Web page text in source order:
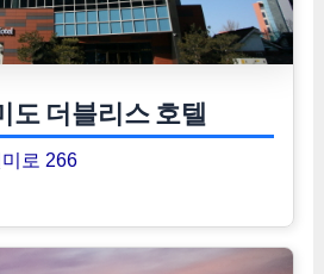
도 더블리스 호텔
로 266